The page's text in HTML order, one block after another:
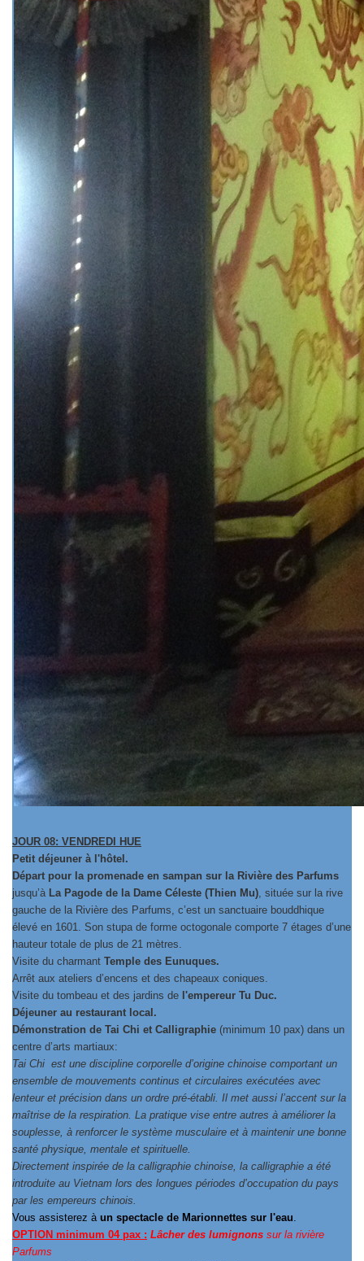
JOUR 08: VENDREDI HUE
Petit déjeuner à l'hôtel.
Départ pour la promenade en sampan sur la Rivière des Parfums
jusqu’à La Pagode de la Dame Céleste (Thien Mu) , située sur la rive
gauche de la Rivière des Parfums, c’est un sanctuaire bouddhique
élevé en 1601. Son stupa de forme octogonale comporte 7 étages d’une
hauteur totale de plus de 21 mètres.
Visite du charmant Temple des Eunuques.
Arrêt aux ateliers d’encens et des chapeaux coniques.
Visite du tombeau et des jardins de l'empereur Tu Duc.
Déjeuner au restaurant local.
Démonstration de Tai Chi et Calligraphie (minimum 10 pax) dans un
centre d’arts martiaux:
Tai Chi est une discipline corporelle d’origine chinoise comportant un
ensemble de mouvements continus et circulaires exécutées avec
lenteur et précision dans un ordre pré-établi. Il met aussi l’accent sur la
maîtrise de la respiration. La pratique vise entre autres à améliorer la
souplesse, à renforcer le système musculaire et à maintenir une bonne
santé physique, mentale et spirituelle.
Directement inspirée de la calligraphie chinoise, la calligraphie a été
introduite au Vietnam lors des longues périodes d’occupation du pays
par les empereurs chinois.
Vous assisterez à un spectacle de Marionnettes sur l'eau
OPTION minimum 04 pax : Lâcher des lumignons sur la rivière
Parfums